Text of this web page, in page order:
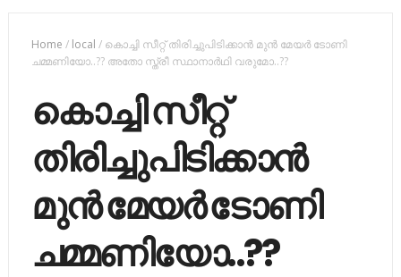
Home / local / കൊച്ചി സീറ്റ് തിരിച്ചുപിടിക്കാൻ മുൻ മേയർ ടോണി
ചമ്മണിയോ..?? അതോ സ്ത്രീ സ്ഥാനാർഥി വരുമോ..??
കൊച്ചി സീറ്റ്
തിരിച്ചുപിടിക്കാൻ
മുൻ മേയർ ടോണി
ചമ്മണിയോ..??